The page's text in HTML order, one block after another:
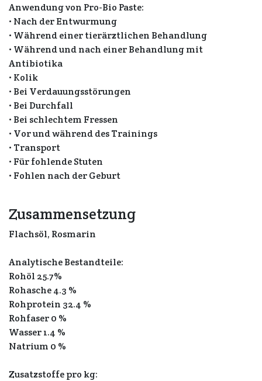
Anwendung von Pro-Bio Paste:
• Nach der Entwurmung
• Während einer tierärztlichen Behandlung
• Während und nach einer Behandlung mit
Antibiotika
• Kolik
• Bei Verdauungsstörungen
• Bei Durchfall
• Bei schlechtem Fressen
• Vor und während des Trainings
• Transport
• Für fohlende Stuten
• Fohlen nach der Geburt
Zusammensetzung
Flachsöl, Rosmarin
Analytische Bestandteile:
Rohöl 25.7%
Rohasche 4.3 %
Rohprotein 32.4 %
Rohfaser 0 %
Wasser 1.4 %
Natrium 0 %
Zusatzstoffe pro kg: